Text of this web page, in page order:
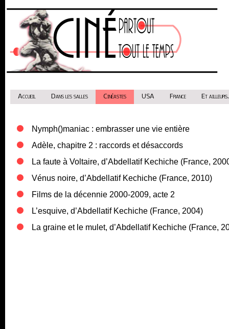
Accueil Dans les salles Cinéastes USA France Et
Nymph()maniac : embrasser une vie entière
Adèle, chapitre 2 : raccords et désaccords
La faute à Voltaire, d’Abdellatif Kechiche (France,
Vénus noire, d’Abdellatif Kechiche (France, 2010)
Films de la décennie 2000-2009, acte 2
L’esquive, d’Abdellatif Kechiche (France, 2004)
La graine et le mulet, d’Abdellatif Kechiche (France,